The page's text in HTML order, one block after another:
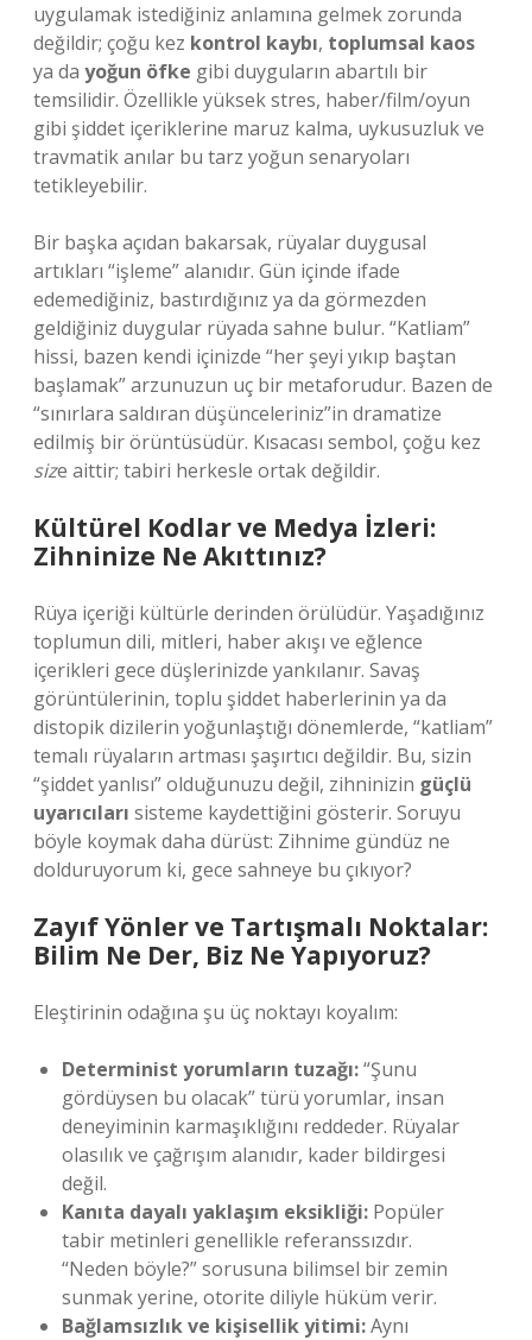
uygulamak istediğiniz anlamına gelmek zorunda
değildir; çoğu kez kontrol kaybı, toplumsal kaos
ya da yoğun öfke gibi duyguların abartılı bir
temsilidir. Özellikle yüksek stres, haber/film/oyun
gibi şiddet içeriklerine maruz kalma, uykusuzluk ve
travmatik anılar bu tarz yoğun senaryoları
tetikleyebilir.
Bir başka açıdan bakarsak, rüyalar duygusal
artıkları “işleme” alanıdır. Gün içinde ifade
edemediğiniz, bastırdığınız ya da görmezden
geldiğiniz duygular rüyada sahne bulur. “Katliam”
hissi, bazen kendi içinizde “her şeyi yıkıp baştan
başlamak” arzunuzun uç bir metaforudur. Bazen de
“sınırlara saldıran düşünceleriniz”in dramatize
edilmiş bir örüntüsüdür. Kısacası sembol, çoğu kez
size aittir; tabiri herkesle ortak değildir.
Kültürel Kodlar ve Medya İzleri:
Zihninize Ne Akıttınız?
Rüya içeriği kültürle derinden örülüdür. Yaşadığınız
toplumun dili, mitleri, haber akışı ve eğlence
içerikleri gece düşlerinizde yankılanır. Savaş
görüntülerinin, toplu şiddet haberlerinin ya da
distopik dizilerin yoğunlaştığı dönemlerde, “katliam”
temalı rüyaların artması şaşırtıcı değildir. Bu, sizin
“şiddet yanlısı” olduğunuzu değil, zihninizin güçlü
uyarıcıları sisteme kaydettiğini gösterir. Soruyu
böyle koymak daha dürüst: Zihnime gündüz ne
dolduruyorum ki, gece sahneye bu çıkıyor?
Zayıf Yönler ve Tartışmalı Noktalar:
Bilim Ne Der, Biz Ne Yapıyoruz?
Eleştirinin odağına şu üç noktayı koyalım:
Determinist yorumların tuzağı:“Şunu
gördüysen bu olacak” türü yorumlar, insan
deneyiminin karmaşıklığını reddeder. Rüyalar
olasılık ve çağrışım alanıdır, kader bildirgesi
değil.
Kanıta dayalı yaklaşım eksikliği: Popüler
tabir metinleri genellikle referanssızdır.
“Neden böyle?” sorusuna bilimsel bir zemin
sunmak yerine, otorite diliyle hüküm verir.
Bağlamsızlık ve kişisellik yitimi:Aynı